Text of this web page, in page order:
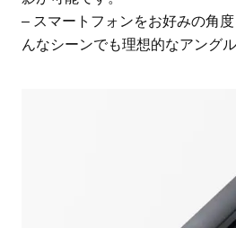
– スマートフォンをお好みの角
んなシーンでも理想的なアング